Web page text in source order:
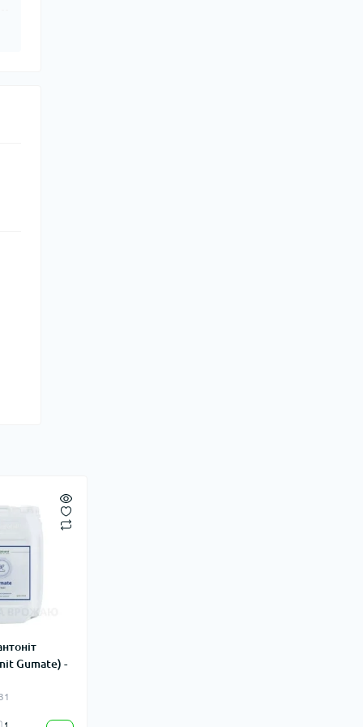
Gumate) -
1